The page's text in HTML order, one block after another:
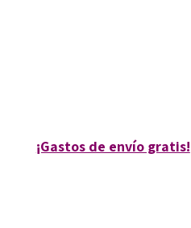
¡Gastos de envío gratis!